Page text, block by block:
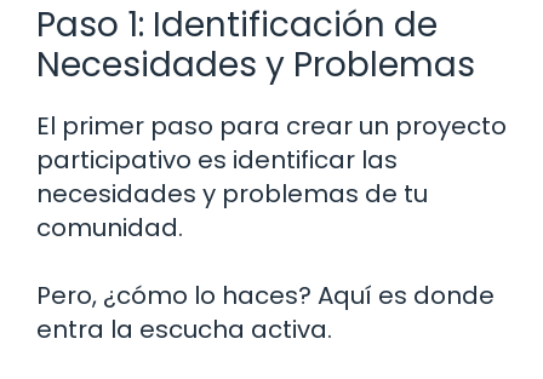
Paso 1: Identificación de
Necesidades y Problemas
El primer paso para crear un proyecto
participativo es identificar las
necesidades y problemas de tu
comunidad.
Pero, ¿cómo lo haces? Aquí es donde
entra la escucha activa.